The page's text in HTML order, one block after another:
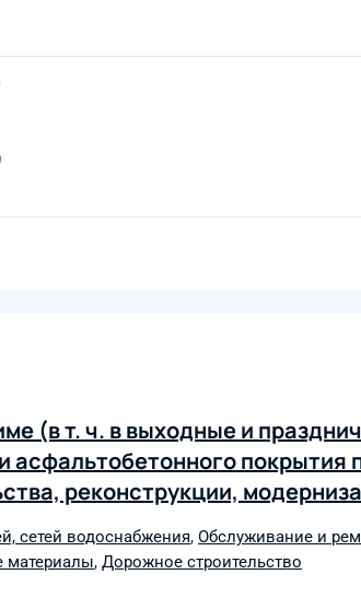
(в т. ч. в выходные и
покрытия
реконструкции,
МУП г. Ижевска
сетей водоснабжения, Обслуживание и
материалы, Дорожное строительство